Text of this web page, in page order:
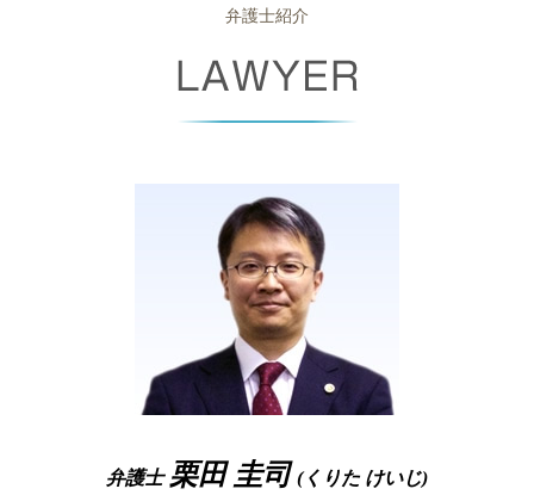
株式交換 株式移転
株式交換 仕訳
労働審判 解決金 相場
少額訴訟 強制執行
債権回収 方法
債権 債務 違い
自己破産 免責 おりなかった
官報 自己破産
自己破産 管財事件
住宅ローン 破産
自己破産 管財事件 期間
債権回収 大阪府 相談
債権回収 尼崎市 相談
企業法務 奈良県 弁護士
債権回収 大阪府 弁護士
破産事件 大阪府 弁護士
労働問題 高槻市 相談
相続 高槻市 弁護士
労働問題 堺市 弁護士
相続 堺市 弁護士
企業法務 高槻市 弁護士
債権回収 高槻市 相談
弁護士紹介
弁護士 栗田 圭司 (くりた けいじ)